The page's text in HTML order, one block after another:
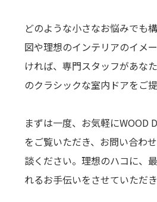
どのような小さなお悩みでも
図や理想のインテリアのイメ
ければ、専門スタッフがあな
のクラシックな室内ドアをご提
まずは一度、お気軽にWOOD
をご覧いただき、お問い合わ
談ください。理想のハコに、
れるお手伝いをさせていただき